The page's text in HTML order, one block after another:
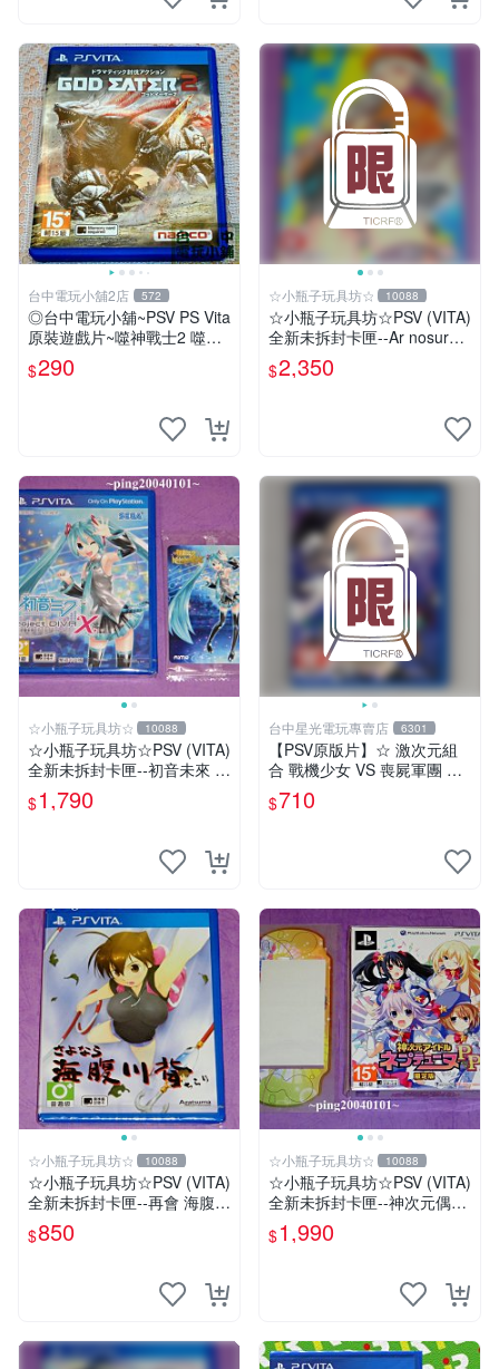
台中電玩小舖2店 572
◎台中電玩小舖~PSV PS Vita
原裝遊戲片~噬神戰士2 噬神
者2 ~290
$290
☆小瓶子玩具坊☆ 10088
☆小瓶子玩具坊☆PSV (VITA)
全新未拆封卡匣--Ar nosurge
PLUS 獻給誕生之星的祈禱詩
限定版
$2,350
☆小瓶子玩具坊☆ 10088
☆小瓶子玩具坊☆PSV (VITA)
全新未拆封卡匣--初音未來 名
伶計畫X 中文版+特典--Aime
卡
$1,790
台中星光電玩專賣店 6301
【PSV原版片】☆ 激次元組
合 戰機少女 VS 喪屍軍團 殭
屍軍團 ☆中文版全新品【台
中星光電玩】
$710
☆小瓶子玩具坊☆ 10088
☆小瓶子玩具坊☆PSV (VITA)
全新未拆封卡匣--再會 海腹川
背 閃
$850
☆小瓶子玩具坊☆ 10088
☆小瓶子玩具坊☆PSV (VITA)
全新未拆封卡匣--神次元偶像
戰機少女 PP 日版限定版+ 特
典--機身貼
$1,990